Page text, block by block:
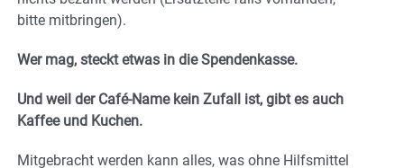
bitte mitbringen).
Wer mag, steckt etwas in die Spendenkasse.
Und weil der Café-Name kein Zufall ist, gibt es auch
Kaffee und Kuchen.
Mitgebracht werden kann alles, was ohne Hilfsmittel